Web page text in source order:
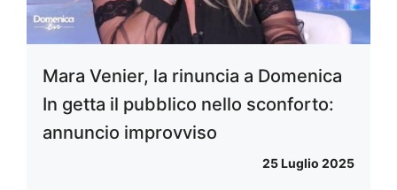
Mara Venier, la rinuncia a Domenica
In getta il pubblico nello sconforto:
annuncio improvviso
25 Luglio 2025